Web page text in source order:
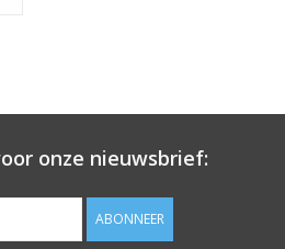
onze nieuwsbrief:
ABONNEER